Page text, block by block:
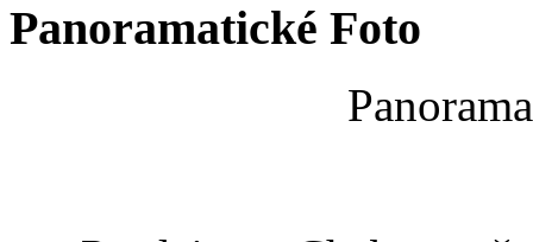
Panoramatické Foto